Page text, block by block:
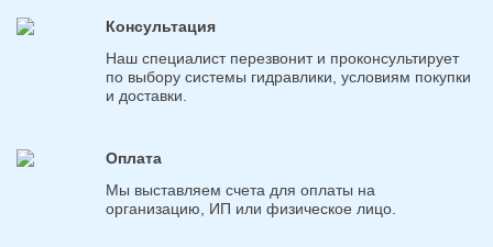
Консультация
Наш специалист перезвонит и проконсультирует
по выбору системы гидравлики, условиям покупки
и доставки.
Оплата
Мы выставляем счета для оплаты на
организацию, ИП или физическое лицо.